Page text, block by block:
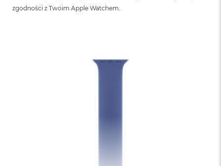
zgodności z Twoim Apple Watchem.